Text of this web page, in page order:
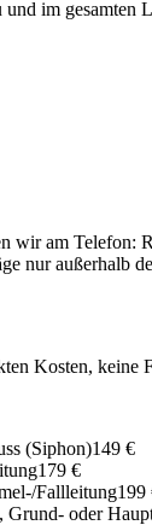
im gesamten
wir am Telefon:
nur außerhalb
Kosten, keine
(Siphon)149 €
179 €
Fallleitung199
Grund- oder